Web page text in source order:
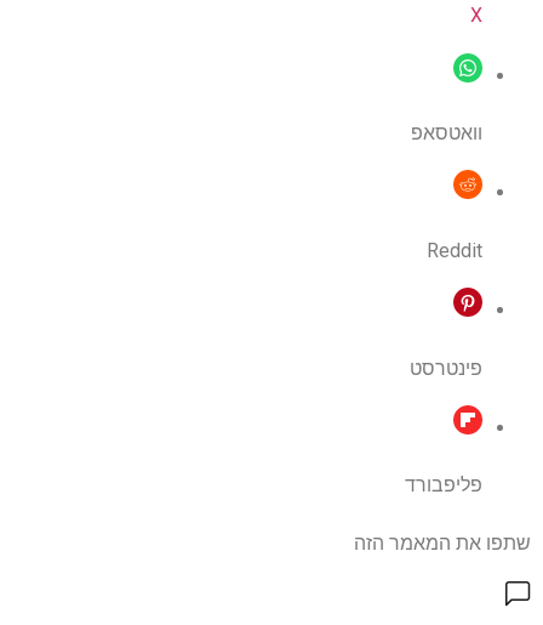
X
וואטסאפ
Reddit
פינטרסט
פליפבורד
שתפו את המאמר הזה